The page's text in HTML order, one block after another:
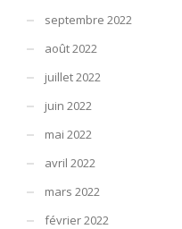
septembre 2022
août 2022
juillet 2022
juin 2022
mai 2022
avril 2022
mars 2022
février 2022